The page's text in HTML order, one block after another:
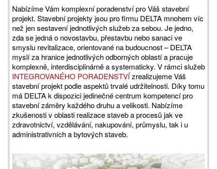
Nabízíme Vám komplexní poradenství pro Váš stavební
projekt. Stavební projekty jsou pro firmu DELTA mnohem víc
než jen sestavení jednotlivých služeb za sebou. Je jedno,
zda se jedná o novostavbu, přestavbu nebo sanaci ve
smyslu revitalizace, orientované na budoucnost – DELTA
myslí za hranice jednotlivých odborných oblastí a pracuje
komplexně, interdisciplinárně a systematicky. V rámci služeb
INTEGROVANÉHO PORADENSTVÍzrealizujeme Váš
stavební projekt podle aspektů trvalé udržitelnosti. Díky tomu
má DELTA k dispozici jedinečné centrum kompetencí pro
stavební záměry každého druhu a velikosti. Nabízíme
zkušenosti v oblasti realizace staveb a procesů jak ve
zdravotnictví, vzdělávání, nakupování, průmyslu, tak i u
administrativních a bytových staveb.